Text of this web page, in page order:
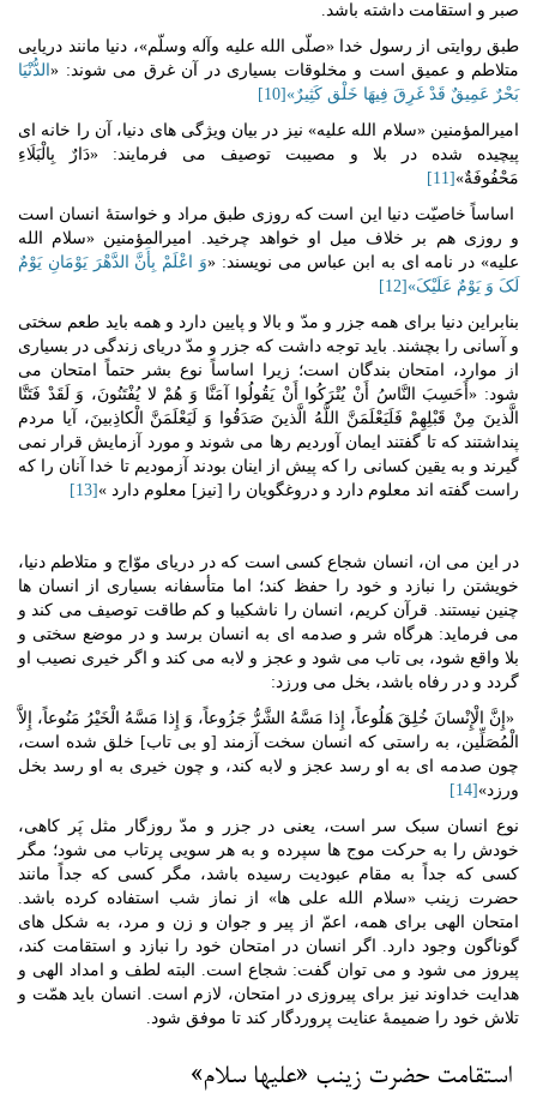
صبر و استقامت داشته باشد.
طبق روایتی از رسول خدا «صلّی الله علیه وآله وسلّم»، دنیا مانند دریایی
متلاطم و عمیق است و مخلوقات بسیاری در آن غرق می شوند: « الدُّنْیَا
بَحْرٌ عَمِیقٌ قَدْ غَرِقَ فِیهَا خَلْق کَثِیرٌ»[10]
امیرالمؤمنین «سلام الله علیه» نیز در بیان ویژگی های دنیا، آن را خانه ای
پیچیده شده در بلا و مصیبت توصیف می فرمایند: «دَارٌ بِالْبَلَاءِ
مَحْفُوفَةٌ»[11]
اساساً خاصیّت دنیا این است که روزی طبق مراد و خواستۀ انسان است
و روزی هم بر خلاف میل او خواهد چرخید. امیرالمؤمنین «سلام الله
علیه» در نامه ای به ابن عباس می نویسند: «وَ اعْلَمْ بِأَنَّ الدَّهْرَ یَوْمَانِ یَوْمٌ
لَکَ وَ یَوْمٌ عَلَیْکَ»[12]
بنابراین دنیا برای همه جزر و مدّ و بالا و پایین دارد و همه باید طعم سختی
و آسانی را بچشند. باید توجه داشت که جزر و مدّ دریای زندگی در بسیاری
از موارد، امتحان بندگان است؛ زیرا اساساً نوع بشر حتماً امتحان می
شود: «أَحَسِبَ النَّاسُ أَنْ یُتْرَکُوا أَنْ یَقُولُوا آمَنَّا وَ هُمْ لا یُفْتَنُونَ، وَ لَقَدْ فَتَنَّا
الَّذینَ مِنْ قَبْلِهِمْ فَلَیَعْلَمَنَّ اللَّهُ الَّذینَ صَدَقُوا وَ لَیَعْلَمَنَّ الْکاذِبینَ، آیا مردم
پنداشتند که تا گفتند ایمان آوردیم رها می شوند و مورد آزمایش قرار نمی
گیرند و به یقین کسانی را که پیش از اینان بودند آزمودیم تا خدا آنان را که
راست گفته اند معلوم دارد و دروغگویان را [نیز] معلوم دارد »[13]
در این می ان، انسان شجاع کسی است که در دریای موّاج و متلاطم دنیا،
خویشتن را نبازد و خود را حفظ کند؛ اما متأسفانه بسیاری از انسان ها
چنین نیستند. قرآن کریم، انسان را ناشکیبا و کم طاقت توصیف می کند و
می فرماید: هرگاه شر و صدمه ای به انسان برسد و در موضع سختی و
بلا واقع شود، بی تاب می شود و عجز و لابه می کند و اگر خیری نصیب او
گردد و در رفاه باشد، بخل می ورزد:
«إِنَّ الْإِنْسانَ خُلِقَ هَلُوعاً، إِذا مَسَّهُ الشَّرُّ جَزُوعاً، وَ إِذا مَسَّهُ الْخَیْرُ مَنُوعاً، إِلاَّ
الْمُصَلِّین، به راستی که انسان سخت آزمند [و بی تاب] خلق شده است،
چون صدمه ای به او رسد عجز و لابه کند، و چون خیری به او رسد بخل
ورزد»[14]
نوع انسان سبک سر است، یعنی در جزر و مدّ روزگار مثل پَر کاهی،
خودش را به حرکت موج ها سپرده و به هر سویی پرتاب می شود؛ مگر
کسی که جداً به مقام عبودیت رسیده باشد، مگر کسی که جداً مانند
حضرت زینب «سلام الله علی ها» از نماز شب استفاده کرده باشد.
امتحان الهی برای همه، اعمّ از پیر و جوان و زن و مرد، به شکل های
گوناگون وجود دارد. اگر انسان در امتحان خود را نبازد و استقامت کند،
پیروز می شود و می توان گفت: شجاع است. البته لطف و امداد الهی و
هدایت خداوند نیز برای پیروزی در امتحان، لازم است. انسان باید همّت و
تلاش خود را ضمیمۀ عنایت پروردگار کند تا موفق شود.
استقامت حضرت زینب «علیها سلام»